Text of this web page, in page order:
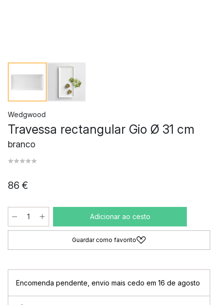
Wedgwood
Travessa rectangular Gio Ø 31 cm
branco
86 €
Adicionar ao cesto
Guardar como favorito
Encomenda pendente envio mais cedo em 16 de agosto